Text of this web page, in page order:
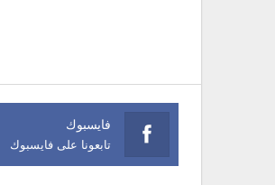
فايسبوك
تابعونا على فايسبوك